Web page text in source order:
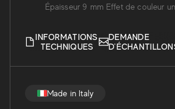
Made in Italy
Épaisseur 9 mm Effet de couleur
INFORMATIONS
TECHNIQUES
DEMANDE